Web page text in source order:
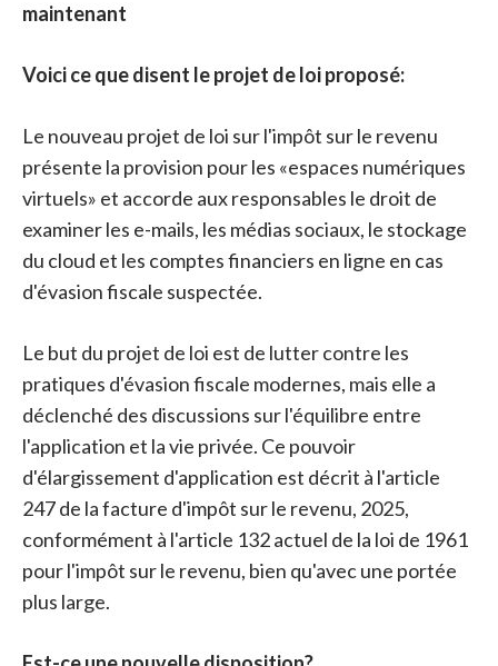
maintenant
Voici ce que disent le projet de loi proposé:
Le nouveau projet de loi sur l'impôt sur le revenu
présente la provision pour les «espaces numériques
virtuels» et accorde aux responsables le droit de
examiner les e-mails, les médias sociaux, le stockage
du cloud et les comptes financiers en ligne en cas
d'évasion fiscale suspectée.
Le but du projet de loi est de lutter contre les
pratiques d'évasion fiscale modernes, mais elle a
déclenché des discussions sur l'équilibre entre
l'application et la vie privée. Ce pouvoir
d'élargissement d'application est décrit à l'article
247 de la facture d'impôt sur le revenu, 2025,
conformément à l'article 132 actuel de la loi de 1961
pour l'impôt sur le revenu, bien qu'avec une portée
plus large.